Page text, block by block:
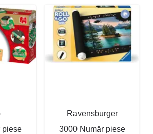
piese
Ravensburger
3000 Număr piese